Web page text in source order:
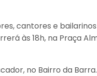
cantores e
às 18h, na Praça
no Bairro da